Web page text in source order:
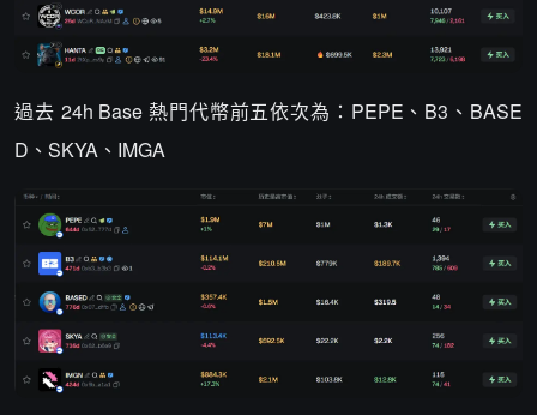
過去 24h Base 熱門代幣前五依次為：PEPE、B3、BASE
D、SKYA、IMGA